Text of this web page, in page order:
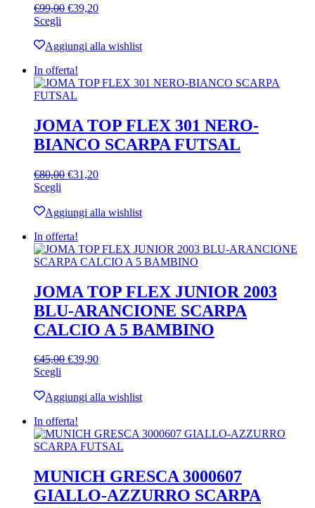
€99,00 Il
era:
€39,20Il
è:
Scegli
ha
varianti.
Le
opzioni
essere
scelte
nella
del
Aggiungi alla wishlist
In offerta!
JOMA TOP FLEX 301 NERO-
BIANCO SCARPA FUTSAL
€80,00 Il
era:
€31,20Il
è:
Scegli
ha
varianti.
Le
opzioni
essere
scelte
nella
pagina
del
Aggiungi alla wishlist
In offerta!
JOMA TOP FLEX JUNIOR 2003
BLU-ARANCIONE SCARPA
CALCIO A 5 BAMBINO
€45,00 Il
era:
€39,90Il
è:
Scegli
ha
varianti.
Le
opzioni
essere
scelte
nella
Aggiungi alla wishlist
In offerta!
MUNICH GRESCA 3000607
GIALLO-AZZURRO SCARPA